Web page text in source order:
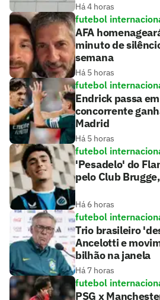
Há 4 horas
futebol
AFA
minuto de
semana
Há 5 horas
futebol
Endrick passa
concorrente
Madrid
Há 5 horas
futebol
'Pesadelo' do
pelo Club
Há 6 horas
futebol
Trio brasileiro
Ancelotti e
bilhão na janela
Há 7 horas
futebol
PSG x